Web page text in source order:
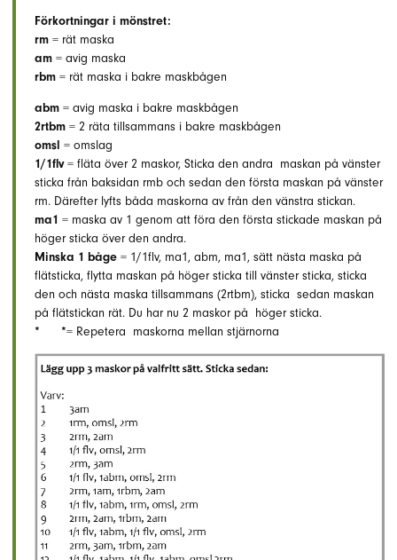
Förkortningar i mönstret:
rm = rät maska
am = avig maska
rbm = rät maska i bakre maskbågen
abm = avig maska i bakre maskbågen
2rtbm = 2 räta tillsammans i bakre maskbågen
omsl = omslag
1/1flv= fläta över 2 maskor, Sticka den andra maskan på vänster
sticka från baksidan rmb och sedan den första maskan på vänster
rm. Därefter lyfts båda maskorna av från den vänstra stickan.
ma1 = maska av 1 genom att föra den första stickade maskan på
höger sticka över den andra.
Minska 1 båge = 1/1flv, ma1, abm, ma1, sätt nästa maska på
flätsticka, flytta maskan på höger sticka till vänster sticka, sticka
den och nästa maska tillsammans (2rtbm), sticka sedan maskan
på flätstickan rät. Du har nu 2 maskor på höger sticka.
* *= Repetera maskorna mellan stjärnorna